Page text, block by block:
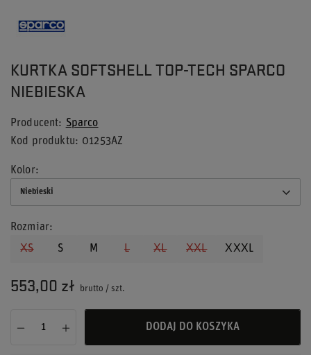
KURTKA SOFTSHELL TOP-TECH SPARCO
NIEBIESKA
Producent
Sparco
Kod produktu
01253AZ
Kolor
Niebieski
Rozmiar
XS
S M L XL XXL XXXL
553,00 zł brutto / szt.
DODAJ DO KOSZYKA